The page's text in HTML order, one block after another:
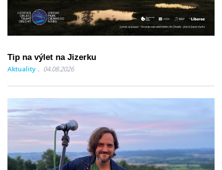
Tip na výlet na Jizerku
Aktuality 04.08.2026